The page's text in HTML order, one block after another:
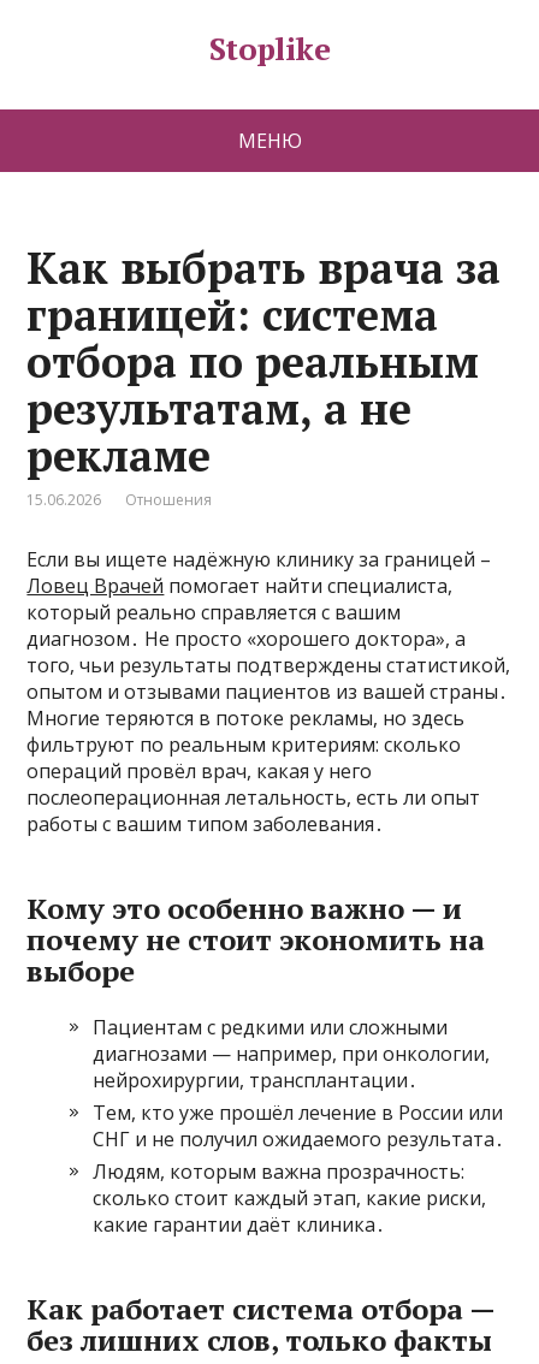
Stoplike
МЕНЮ
Как выбрать врача за
границей: система
отбора по реальным
результатам, а не
рекламе
15.06.2026 Отношения
Если вы ищете надёжную клинику за границей –
Ловец Врачей помогает найти специалиста,
который реально справляется с вашим
диагнозом․ Не просто «хорошего доктора», а
того, чьи результаты подтверждены статистикой,
опытом и отзывами пациентов из вашей страны․
Многие теряются в потоке рекламы, но здесь
фильтруют по реальным критериям: сколько
операций провёл врач, какая у него
послеоперационная летальность, есть ли опыт
работы с вашим типом заболевания․
Кому это особенно важно — и
почему не стоит экономить на
выборе
Пациентам с редкими или сложными
диагнозами — например, при онкологии,
нейрохирургии, трансплантации․
Тем, кто уже прошёл лечение в России или
СНГ и не получил ожидаемого результата․
Людям, которым важна прозрачность:
сколько стоит каждый этап, какие риски,
какие гарантии даёт клиника․
Как работает система отбора —
без лишних слов, только факты